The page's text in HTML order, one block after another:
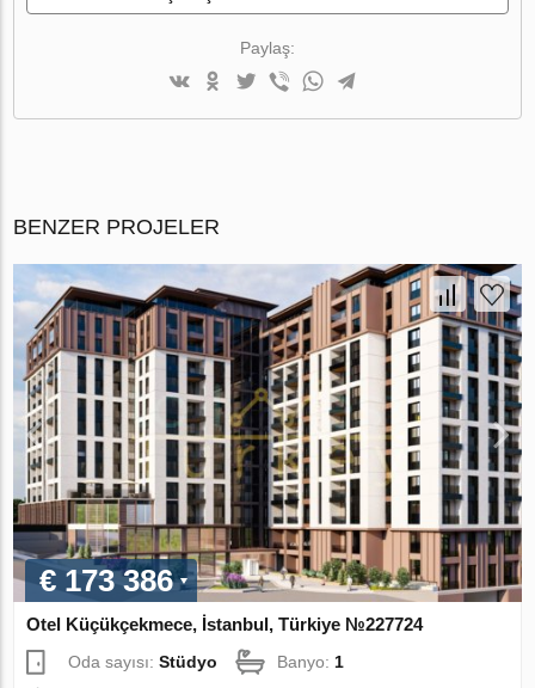
Paylaş:
BENZER PROJELER
€ 173 386
Otel Küçükçekmece, İstanbul, Türkiye №227724
Oda sayısı:Stüdyo Banyo:1